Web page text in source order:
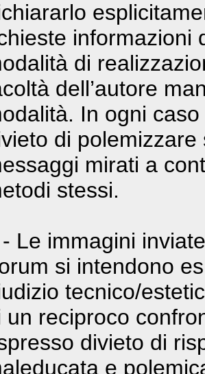
informazioni
di
dell’autore
In ogni
di
mirati a
stessi.
- Le immagini
si intendono
tecnico/
un reciproco
divieto di
e